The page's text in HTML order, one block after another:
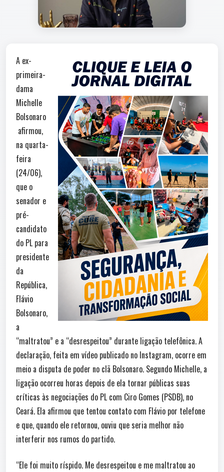
A ex-
primeira-
dama
Michelle
Bolsonaro
afirmou,
na quarta-
feira
(24/06),
que o
senador e
pré-
candidato
do PL para
presidente
da
República,
Flávio
Bolsonaro,
a
“maltratou” e a “desrespeitou” durante ligação telefônica. A
declaração, feita em vídeo publicado no Instagram, ocorre em
meio a disputa de poder no clã Bolsonaro. Segundo Michelle, a
ligação ocorreu horas depois de ela tornar públicas suas
críticas às negociações do PL com Ciro Gomes (PSDB), no
Ceará. Ela afirmou que tentou contato com Flávio por telefone
e que, quando ele retornou, ouviu que seria melhor não
interferir nos rumos do partido.
“Ele foi muito ríspido. Me desrespeitou e me maltratou ao